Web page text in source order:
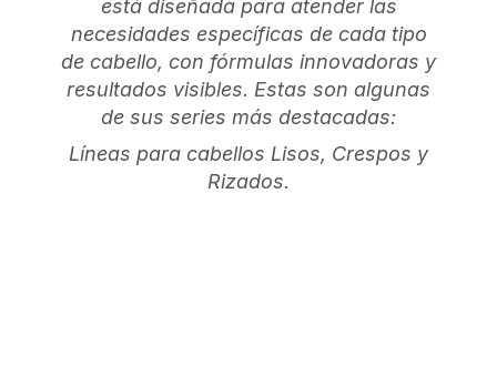
está diseñada para atender las
necesidades específicas de cada tipo
de cabello, con fórmulas innovadoras y
resultados visibles. Estas son algunas
de sus series más destacadas:
Líneas para cabellos Lisos, Crespos y
Rizados.